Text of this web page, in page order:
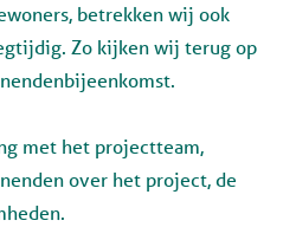
betrekken wij ook
Zo kijken wij terug op
met het projectteam,
over het project, de